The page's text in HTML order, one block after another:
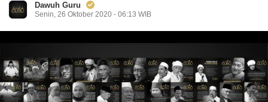
Dawuh Guru
Senin, 26 Oktober 2020 - 06:13 WIB